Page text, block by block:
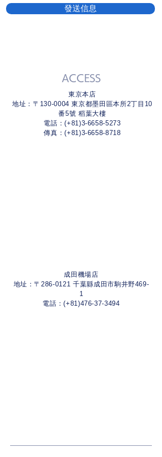
發送信息
ACCESS
東京本店
地址：〒130-0004 東京都墨田區本所2丁目10
番5號 稻葉大樓
電話：(+81)3-6658-5273
傳真：(+81)3-6658-8718
成田機場店
地址：〒286-0121 千葉縣成田市駒井野469-
1
電話：(+81)476-37-3494